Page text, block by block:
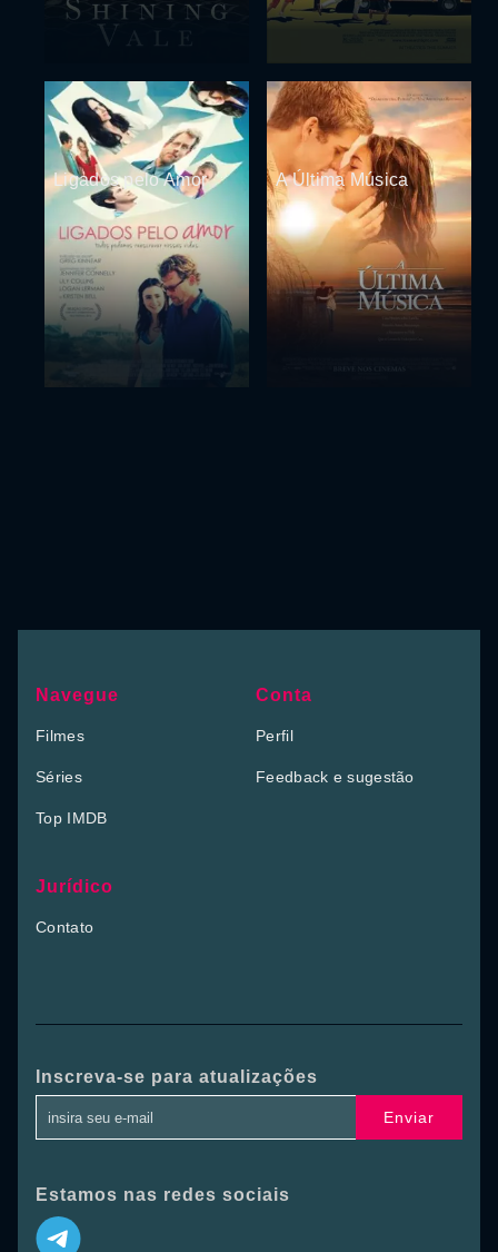
Ligados pelo Amor A Última Música
Navegue
Filmes
Séries
Top IMDB
Conta
Perfil
Feedback e sugestão
Jurídico
Contato
Inscreva-se para atualizações
Enviar
Estamos nas redes sociais